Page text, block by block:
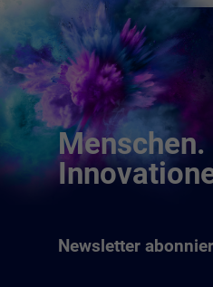
Menschen.
Newsletter